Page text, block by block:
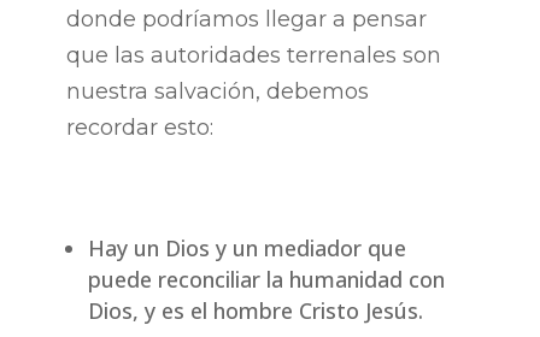
donde podríamos llegar a pensar
que las autoridades terrenales son
nuestra salvación, debemos
recordar esto:
Hay un Dios y un mediador que
puede reconciliar la humanidad con
Dios, y es el hombre Cristo Jesús.